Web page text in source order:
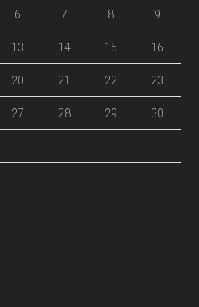
6 7 8 9
13 14 15 16
20 21 22 23
27 28 29 30